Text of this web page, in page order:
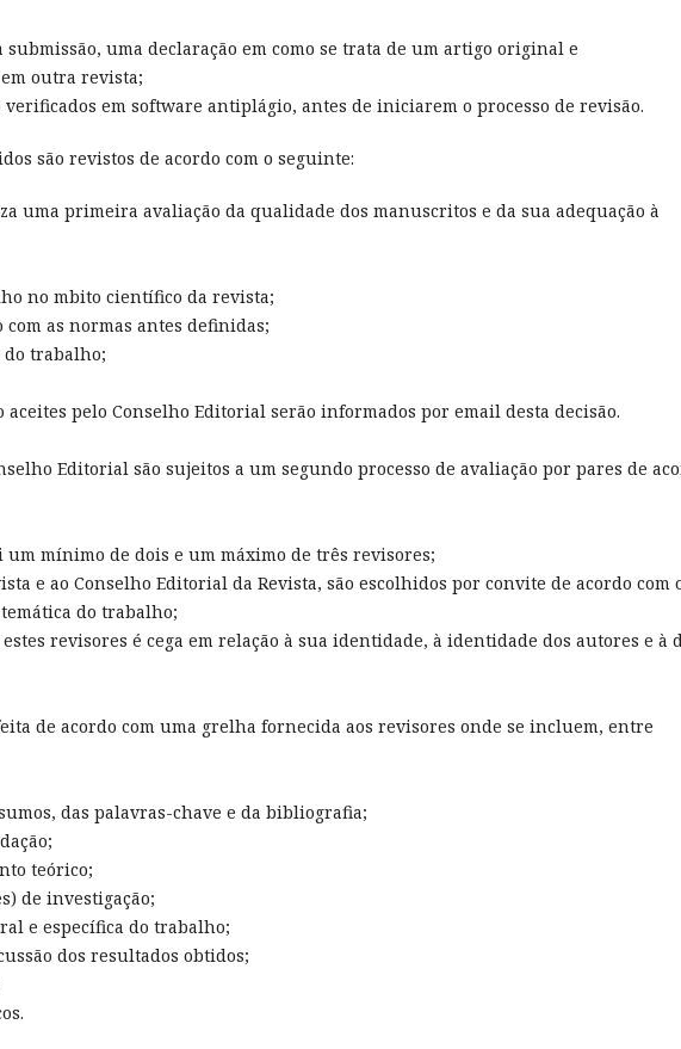
submissão, uma declaração em como se trata de um artigo original e
outra revista;
verificados em software antiplágio, antes de iniciarem o processo de revisão.
são revistos de acordo com o seguinte:
uma primeira avaliação da qualidade dos manuscritos e da sua adequação à
no mbito científico da revista;
as normas antes definidas;
trabalho;
aceites pelo Conselho Editorial serão informados por email desta decisão.
Editorial são sujeitos a um segundo processo de avaliação por pares de
mínimo de dois e um máximo de três revisores;
e ao Conselho Editorial da Revista, são escolhidos por convite de acordo com
do trabalho;
revisores é cega em relação à sua identidade, à identidade dos autores e à
de acordo com uma grelha fornecida aos revisores onde se incluem, entre
das palavras-chave e da bibliografia;
teórico;
de investigação;
e específica do trabalho;
dos resultados obtidos;